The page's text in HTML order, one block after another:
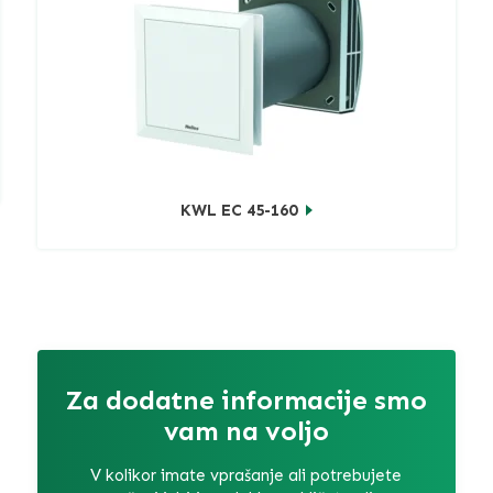
KWL EC 45-160
Za dodatne informacije smo
vam na voljo
V kolikor imate vprašanje ali potrebujete